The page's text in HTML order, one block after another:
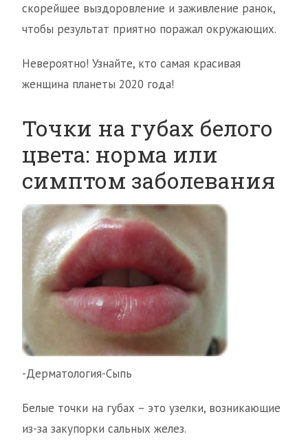
скорейшее выздоровление и заживление ранок,
чтобы результат приятно поражал окружающих.
Невероятно! Узнайте, кто самая красивая
женщина планеты 2020 года!
Точки на губах белого
цвета: норма или
симптом заболевания
-Дерматология-Сыпь
Белые точки на губах – это узелки, возникающие
из-за закупорки сальных желез.